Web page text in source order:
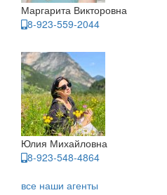
Маргарита Викторовна
8-923-559-2044
Юлия Михайловна
8-923-548-4864
все наши агенты